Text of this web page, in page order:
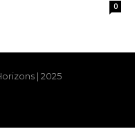
0
| 2025